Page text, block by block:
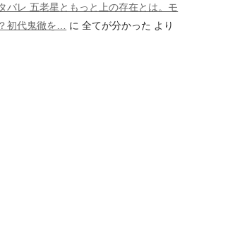
バレ 五老星ともっと上の存在とは。モ
初代鬼徹を…
に全てが分かった より